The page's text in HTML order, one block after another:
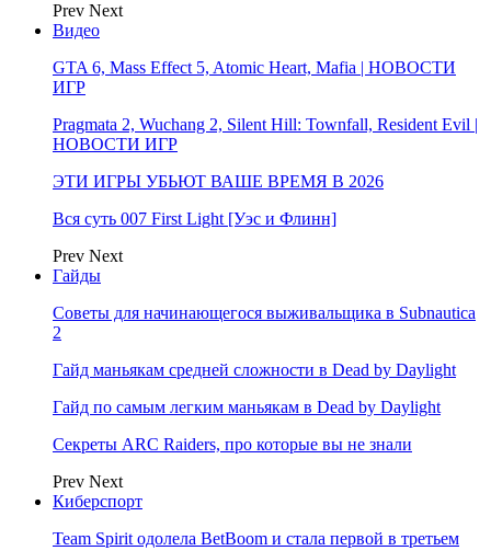
Prev Next
Видео
GTA 6, Mass Effect 5, Atomic Heart, Mafia | НОВОСТИ
ИГР
Pragmata 2, Wuchang 2, Silent Hill: Townfall, Resident Evil |
НОВОСТИ ИГР
ЭТИ ИГРЫ УБЬЮТ ВАШЕ ВРЕМЯ В 2026
Вся суть 007 First Light [Уэс и Флинн]
Prev Next
Гайды
Советы для начинающегося выживальщика в Subnautica
2
Гайд маньякам средней сложности в Dead by Daylight
Гайд по самым легким маньякам в Dead by Daylight
Секреты ARC Raiders, про которые вы не знали
Prev Next
Киберспорт
Team Spirit одолела BetBoom и стала первой в третьем